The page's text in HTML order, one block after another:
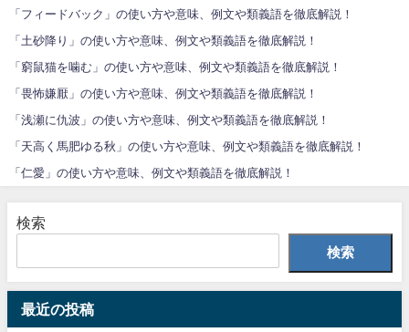
「フィードバック」の使い方や意味、例文や類義語を徹底解説！
「土砂降り」の使い方や意味、例文や類義語を徹底解説！
「窮鼠猫を噛む」の使い方や意味、例文や類義語を徹底解説！
「畏怖嫌厭」の使い方や意味、例文や類義語を徹底解説！
「浅瀬に仇波」の使い方や意味、例文や類義語を徹底解説！
「天高く馬肥ゆる秋」の使い方や意味、例文や類義語を徹底解説！
「仁愛」の使い方や意味、例文や類義語を徹底解説！
検索
検索
最近の投稿